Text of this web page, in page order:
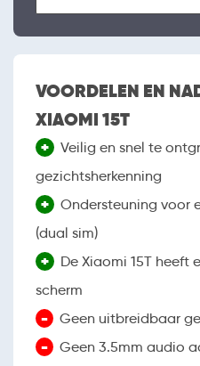
VOORDELEN EN
XIAOMI 15T
+
Veilig en snel te
gezichtsherkenning
+
Ondersteuning voor
(dual sim)
+
De Xiaomi 15T heeft
scherm
- Geen uitbreidbaar
-
Geen 3.5mm audio